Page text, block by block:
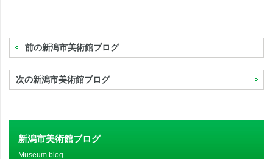
前の新潟市美術館ブログ
次の新潟市美術館ブログ
新潟市美術館ブログ
Museum blog